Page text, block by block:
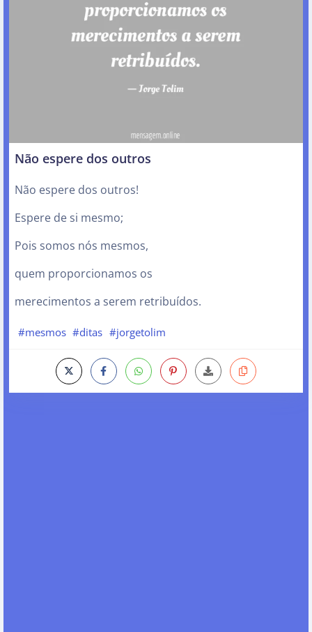
Não espere dos outros
Não espere dos outros!
Espere de si mesmo;
Pois somos nós mesmos,
quem proporcionamos os
merecimentos a serem retribuídos.
#mesmos #ditas #jorgetolim